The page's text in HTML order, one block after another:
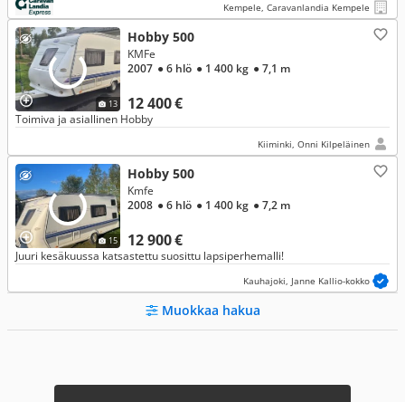
Kempele, Caravanlandia Kempele
13
Hobby 500
12 400 €
KMFe
2007 ● 6 hlö ● 1 400 kg ● 7,1 m
Toimiva ja asiallinen Hobby
Kiiminki, Onni Kilpeläinen
15
Hobby 500
12 900 €
Kmfe
2008 ● 6 hlö ● 1 400 kg ● 7,2 m
Juuri kesäkuussa katsastettu suosittu lapsiperhemalli!
Kauhajoki, Janne Kallio-kokko
Muokkaa hakua